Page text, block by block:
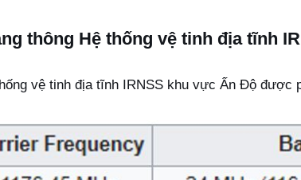
thông Hệ thống vệ tinh địa tĩnh
vệ tinh địa tĩnh IRNSS khu vực Ấn Độ được